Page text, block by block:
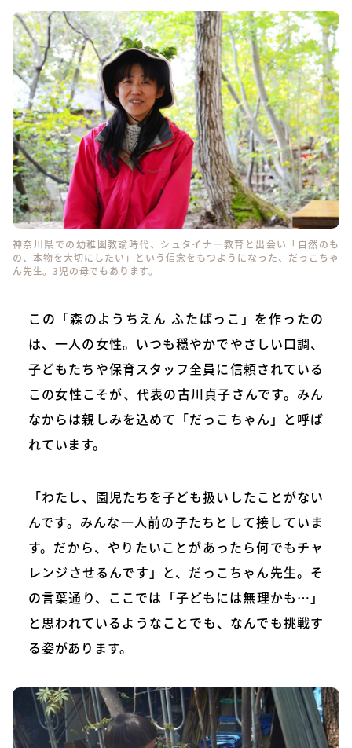
神奈川県での幼稚園教諭時代、シュタイナー教育と出会い「自然のも
の、本物を大切にしたい」という信念をもつようになった、だっこちゃ
ん先生。3児の母でもあります。
この「森のようちえん ふたばっこ」を作ったの
は、一人の女性。いつも穏やかでやさしい口調、
子どもたちや保育スタッフ全員に信頼されている
この女性こそが、代表の古川貞子さんです。みん
なからは親しみを込めて「だっこちゃん」と呼ば
れています。
「わたし、園児たちを子ども扱いしたことがない
んです。みんな一人前の子たちとして接していま
す。だから、やりたいことがあったら何でもチャ
レンジさせるんです」と、だっこちゃん先生。そ
の言葉通り、ここでは「子どもには無理かも…」
と思われているようなことでも、なんでも挑戦す
る姿があります。